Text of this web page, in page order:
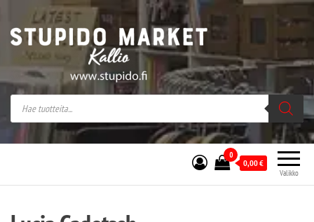
Stupido Market – verkossa ja kivijalassa
Stupido Market on vaihtoehtomusaan
erikoistunut verkko- sekä
kivijalkakauppa Helsingissä Kallion
sydämessä.
Valikko
0
0,00€